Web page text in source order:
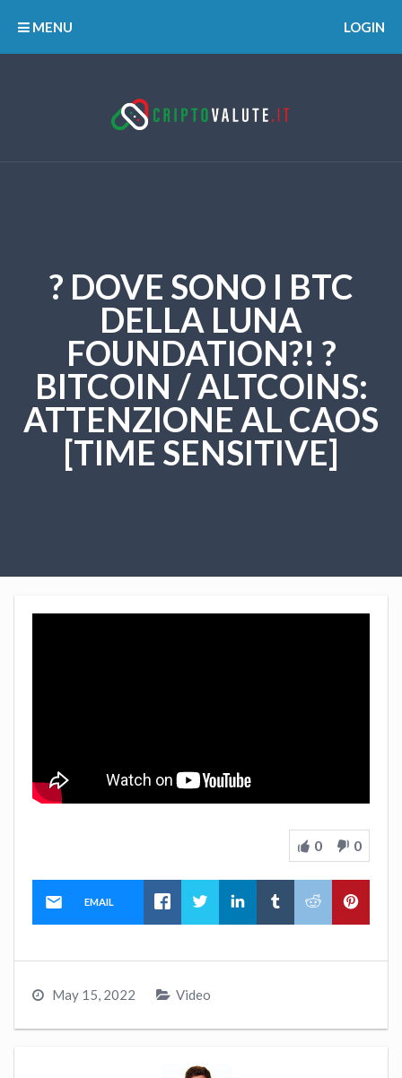
MENU LOGIN
? DOVE SONO I BTC
DELLA LUNA
FOUNDATION?! ?
BITCOIN / ALTCOINS:
ATTENZIONE AL CAOS
[TIME SENSITIVE]
0 0
EMAIL
May 15, 2022 Video